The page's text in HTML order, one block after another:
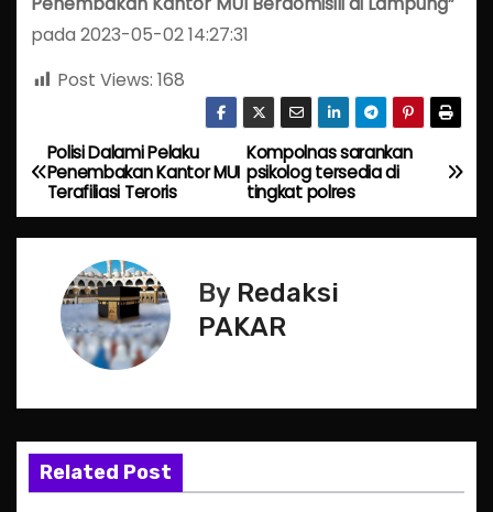
pada 2023-05-02 14:27:31
Post Views: 168
P
o
v
i
Kompolnas sarankan
psikolog tersedia di
tingkat polres
Polisi Dalami Pelaku
Penembakan Kantor MUI
Terafiliasi Teroris
By Redaksi
PAKAR
Related Post